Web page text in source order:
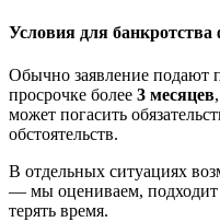
Условия для банкротства
Обычно заявление подают
просрочке более 3 месяцев
может погасить
обстоятельств.
В отдельных ситуациях
— мы оцениваем,
терять время.